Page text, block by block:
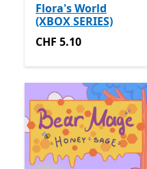
Flora's World
(XBOX SERIES)
CHF 5.10
CHF 5.10